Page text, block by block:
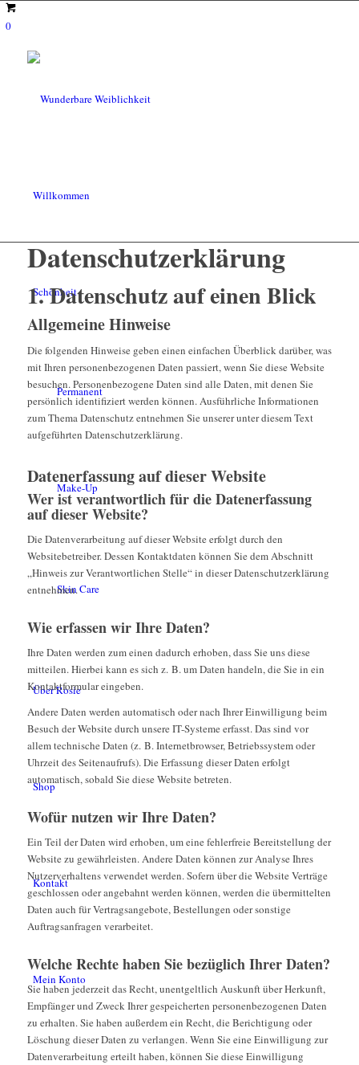
0
Willkommen
Schönheit
Permanent
Make-Up
Skin Care
Über Rosie
Shop
Kontakt
Mein Konto
Datenschutz­erklärung
1. Datenschutz auf einen Blick
Allgemeine Hinweise
Die folgenden Hinweise geben einen einfachen Überblick darüber, was
mit Ihren personenbezogenen Daten passiert, wenn Sie diese Website
besuchen. Personenbezogene Daten sind alle Daten, mit denen Sie
persönlich identifiziert werden können. Ausführliche Informationen
zum Thema Datenschutz entnehmen Sie unserer unter diesem Text
aufgeführten Datenschutzerklärung.
Datenerfassung auf dieser Website
Wer ist verantwortlich für die Datenerfassung
auf dieser Website?
Die Datenverarbeitung auf dieser Website erfolgt durch den
Websitebetreiber. Dessen Kontaktdaten können Sie dem Abschnitt
„Hinweis zur Verantwortlichen Stelle“ in dieser Datenschutzerklärung
entnehmen.
Wie erfassen wir Ihre Daten?
Ihre Daten werden zum einen dadurch erhoben, dass Sie uns diese
mitteilen. Hierbei kann es sich z. B. um Daten handeln, die Sie in ein
Kontaktformular eingeben.
Andere Daten werden automatisch oder nach Ihrer Einwilligung beim
Besuch der Website durch unsere IT-Systeme erfasst. Das sind vor
allem technische Daten (z. B. Internetbrowser, Betriebssystem oder
Uhrzeit des Seitenaufrufs). Die Erfassung dieser Daten erfolgt
automatisch, sobald Sie diese Website betreten.
Wofür nutzen wir Ihre Daten?
Ein Teil der Daten wird erhoben, um eine fehlerfreie Bereitstellung der
Website zu gewährleisten. Andere Daten können zur Analyse Ihres
Nutzerverhaltens verwendet werden. Sofern über die Website Verträge
geschlossen oder angebahnt werden können, werden die übermittelten
Daten auch für Vertragsangebote, Bestellungen oder sonstige
Auftragsanfragen verarbeitet.
Welche Rechte haben Sie bezüglich Ihrer Daten?
Sie haben jederzeit das Recht, unentgeltlich Auskunft über Herkunft,
Empfänger und Zweck Ihrer gespeicherten personenbezogenen Daten
zu erhalten. Sie haben außerdem ein Recht, die Berichtigung oder
Löschung dieser Daten zu verlangen. Wenn Sie eine Einwilligung zur
Datenverarbeitung erteilt haben, können Sie diese Einwilligung